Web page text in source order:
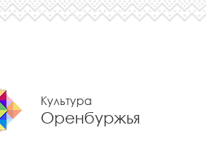
Культура
Оренбуржья